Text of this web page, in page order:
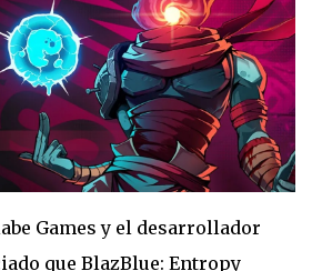
Games y el desarrollador
que BlazBlue: Entropy